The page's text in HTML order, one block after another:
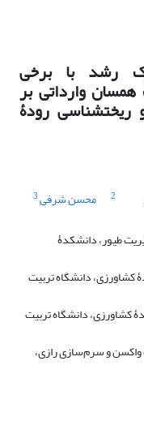
رشد با برخی
وارداتی بر
ریخت‏شناسی رودۀ
2 محسن شرفی3
طیور، دانشکدۀ
کشاورزی، دانشگاه تربیت
کشاورزی، دانشگاه تربیت
و سرم‌سازی رازی،